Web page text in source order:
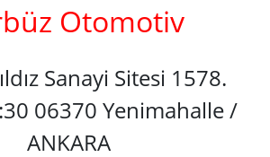
Otomotiv
Sanayi Sitesi 1578.
06370 Yenimahalle /
ANKARA